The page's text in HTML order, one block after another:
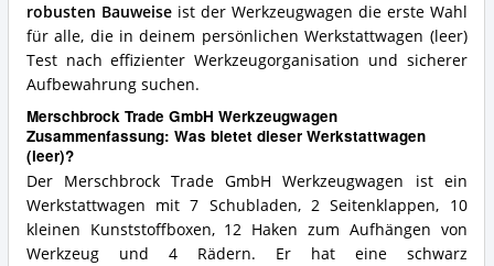
robusten Bauweiseist der Werkzeugwagen die erste Wahl
für alle, die in deinem persönlichen Werkstattwagen (leer)
Test nach effizienter Werkzeugorganisation und sicherer
Aufbewahrung suchen.
Merschbrock Trade GmbH Werkzeugwagen
Zusammenfassung: Was bietet dieser Werkstattwagen
(leer)?
Der Merschbrock Trade GmbH Werkzeugwagen ist ein
Werkstattwagen mit 7 Schubladen, 2 Seitenklappen, 10
kleinen Kunststoffboxen, 12 Haken zum Aufhängen von
Werkzeug und 4 Rädern. Er hat eine schwarz